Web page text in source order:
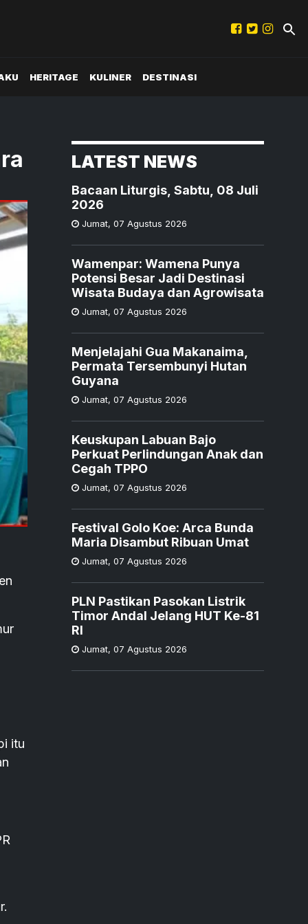
HERITAGE KULINER DESTINASI
itu
LATEST NEWS
Bacaan Liturgis, Sabtu, 08 Juli
2026
Jumat, 07 Agustus 2026
Wamenpar: Wamena Punya
Potensi Besar Jadi Destinasi
Wisata Budaya dan Agrowisata
Jumat, 07 Agustus 2026
Menjelajahi Gua Makanaima,
Permata Tersembunyi Hutan
Guyana
Jumat, 07 Agustus 2026
Keuskupan Labuan Bajo
Perkuat Perlindungan Anak dan
Cegah TPPO
Jumat, 07 Agustus 2026
Festival Golo Koe: Arca Bunda
Maria Disambut Ribuan Umat
Jumat, 07 Agustus 2026
PLN Pastikan Pasokan Listrik
Timor Andal Jelang HUT Ke-81
RI
Jumat, 07 Agustus 2026